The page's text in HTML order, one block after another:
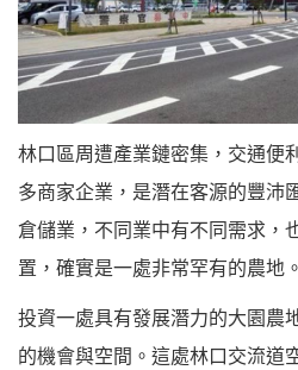
林口區周遭產業鏈密集，交通便
多商家企業，是潛在客源的豐沛
倉儲業，不同業中有不同需求，
置，確實是一處非常罕有的農地。
投資一處具有發展潛力的大園農
的機會與空間。這處林口交流道